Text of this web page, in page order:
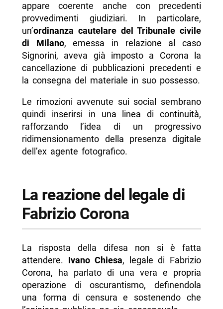
appare coerente anche con precedenti
provvedimenti giudiziari. In particolare,
un’ordinanza cautelare del Tribunale civile
di Milano, emessa in relazione al caso
Signorini, aveva già imposto a Corona la
cancellazione di pubblicazioni precedenti e
la consegna del materiale in suo possesso.
Le rimozioni avvenute sui social sembrano
quindi inserirsi in una linea di continuità,
rafforzando l’idea di un progressivo
ridimensionamento della presenza digitale
dell’ex agente fotografico.
La reazione del legale di
Fabrizio Corona
La risposta della difesa non si è fatta
attendere. Ivano Chiesa, legale di Fabrizio
Corona, ha parlato di una vera e propria
operazione di oscurantismo, definendola
una forma di censura e sostenendo che